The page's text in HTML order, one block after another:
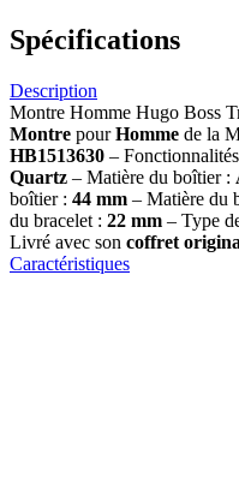
Spécifications
Description
Montre Homme Hugo Boss
Montre pourHomme de la
HB1513630 –
Quartz – Matière du boîtier :
boîtier : 44 mm – Matière du
du bracelet : 22 mm – Type
Livré avec son coffret
Caractéristiques